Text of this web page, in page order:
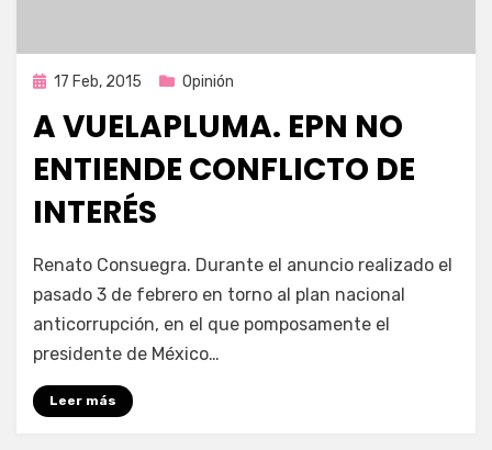
Publicada
17 Feb, 2015 Opinión
A VUELAPLUMA. EPN NO
ENTIENDE CONFLICTO DE
INTERÉS
por Enrique
Renato Consuegra. Durante el anuncio realizado el
pasado 3 de febrero en torno al plan nacional
anticorrupción, en el que pomposamente el
presidente de México…
Leer más